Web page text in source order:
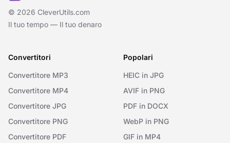
© 2026 CleverUtils.com
Il tuo tempo — Il tuo denaro
Convertitori
Convertitore MP3
Convertitore MP4
Convertitore JPG
Convertitore PNG
Convertitore PDF
Popolari
HEIC in JPG
AVIF in PNG
PDF in DOCX
WebP in PNG
GIF in MP4